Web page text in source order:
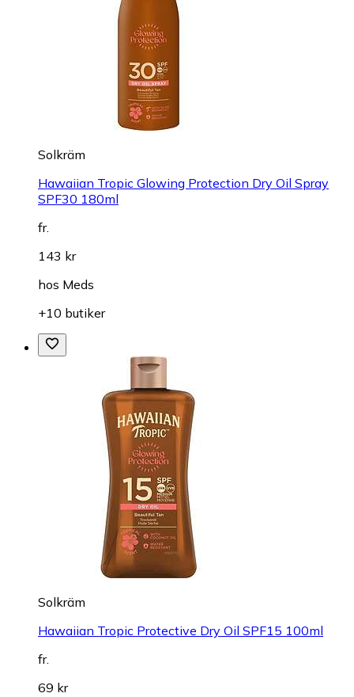
Solkräm
Hawaiian Tropic Glowing Protection Dry Oil Spray
SPF30 180ml
fr.
143 kr
hos Meds
+10 butiker
Solkräm
Hawaiian Tropic Protective Dry Oil SPF15 100ml
fr.
69 kr